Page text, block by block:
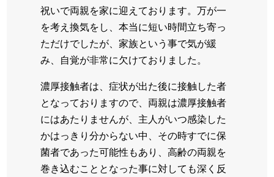
祝いで両親を家に迎えております。万が一
を考え換気をし、本当に短い時間立ち寄っ
ただけでしたが、家族という事で気が緩
み、自覚が非常に欠けておりました。
濃厚接触者は、症状が出た後に接触した者
となっておりますので、両親は濃厚接触者
にはあたりませんが、主人がいつ感染した
かはっきり分からない中、その時すでに保
菌者であった可能性もあり、高齢の両親を
巻き込むこととなった事に対しても深く反